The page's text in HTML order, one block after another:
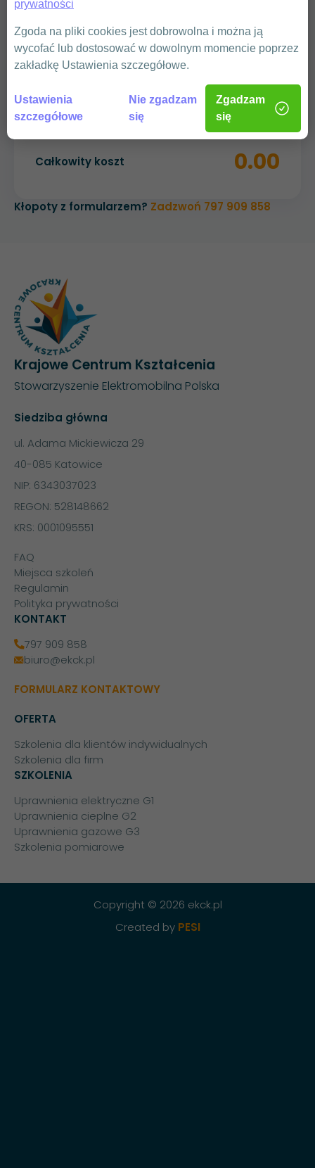
Szkolenie pomiarowe 31.08.2025
Całkowity koszt 0.00
Kłopoty z formularzem? Zadzwoń 797 909 858
Krajowe Centrum Kształcenia
Stowarzyszenie Elektromobilna Polska
Siedziba główna
ul. Adama Mickiewicza 29
40-085 Katowice
NIP: 6343037023
REGON: 528148662
KRS: 0001095551
FAQ
Miejsca szkoleń
Regulamin
Polityka prywatności
KONTAKT
797 909 858
biuro@ekck.pl
FORMULARZ KONTAKTOWY
OFERTA
Szkolenia dla klientów indywidualnych
Szkolenia dla firm
SZKOLENIA
Uprawnienia elektryczne G1
Uprawnienia cieplne G2
Uprawnienia gazowe G3
Szkolenia pomiarowe
Copyright © 2026 ekck.pl
Created by PESI
prywatności
Zgoda na pliki cookies jest dobrowolna i można ją
wycofać lub dostosować w dowolnym momencie poprzez
zakładkę Ustawienia szczegółowe.
Ustawienia
szczegółowe
Nie zgadzam
się
Zgadzam
się